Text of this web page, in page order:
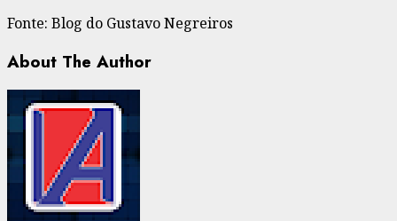
Fonte: Blog do Gustavo Negreiros
About The Author